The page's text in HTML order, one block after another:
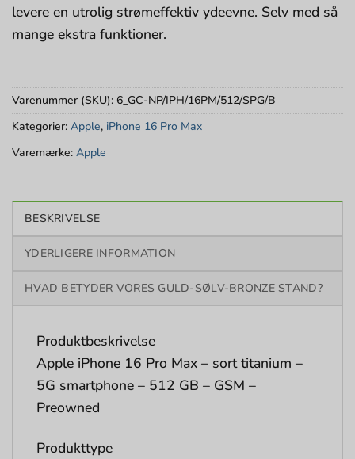
levere en utrolig strømeffektiv ydeevne. Selv med så
mange ekstra funktioner.
Varenummer (SKU): 6_GC-NP/IPH/16PM/512/SPG/B
Kategorier: Apple, iPhone 16 Pro Max
Varemærke: Apple
BESKRIVELSE
YDERLIGERE INFORMATION
HVAD BETYDER VORES GULD-SØLV-BRONZE STAND?
Produktbeskrivelse
Apple iPhone 16 Pro Max – sort titanium –
5G smartphone – 512 GB – GSM –
Preowned
Produkttype